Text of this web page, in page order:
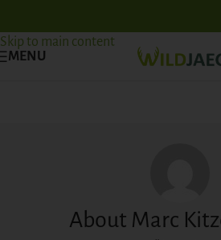
Skip to main content
MENU
About Marc